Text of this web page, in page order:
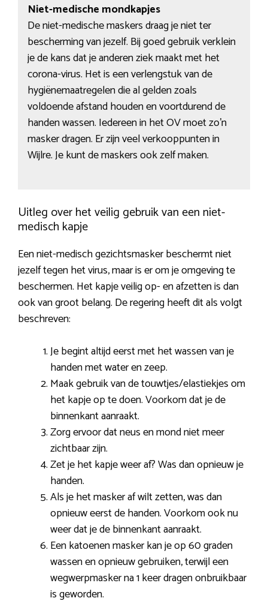
Niet-medische mondkapjes
De niet-medische maskers draag je niet ter
bescherming van jezelf. Bij goed gebruik verklein
je de kans dat je anderen ziek maakt met het
corona-virus. Het is een verlengstuk van de
hygiënemaatregelen die al gelden zoals
voldoende afstand houden en voortdurend de
handen wassen. Iedereen in het OV moet zo’n
masker dragen. Er zijn veel verkooppunten in
Wijlre. Je kunt de maskers ook zelf maken.
Uitleg over het veilig gebruik van een niet-
medisch kapje
Een niet-medisch gezichtsmasker beschermt niet
jezelf tegen het virus, maar is er om je omgeving te
beschermen. Het kapje veilig op- en afzetten is dan
ook van groot belang. De regering heeft dit als volgt
beschreven:
Je begint altijd eerst met het wassen van je
handen met water en zeep.
Maak gebruik van de touwtjes/elastiekjes om
het kapje op te doen. Voorkom dat je de
binnenkant aanraakt.
Zorg ervoor dat neus en mond niet meer
zichtbaar zijn.
Zet je het kapje weer af? Was dan opnieuw je
handen.
Als je het masker af wilt zetten, was dan
opnieuw eerst de handen. Voorkom ook nu
weer dat je de binnenkant aanraakt.
Een katoenen masker kan je op 60 graden
wassen en opnieuw gebruiken, terwijl een
wegwerpmasker na 1 keer dragen onbruikbaar
is geworden.